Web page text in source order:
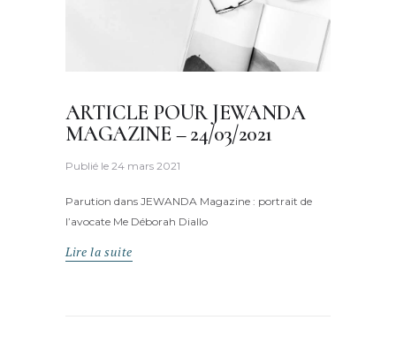
ARTICLE POUR JEWANDA
MAGAZINE – 24/03/2021
Publié le 24 mars 2021
Parution dans JEWANDA Magazine : portrait de
l’avocate Me Déborah Diallo
Lire la suite